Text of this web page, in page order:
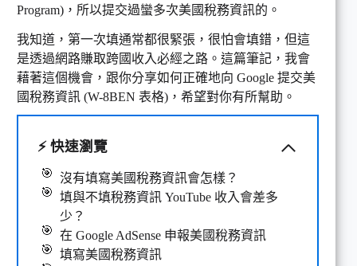
Program)，所以提交過蠻多次美國稅務資訊的。
我知道，第一次填通常都很緊張，很怕會填錯，但這
是透過網路賺取跨國收入必經之路。這篇筆記，我會
藉著這個機會，跟你分享如何正確地向 Google 提交美
國稅務資訊 (W-8BEN 表格)，希望對你有所幫助。
⚡快速瀏覽
沒有填寫美國稅務資訊會怎樣？
填與不填稅務資訊 YouTube 收入會差多
少？
在 Google AdSense 申報美國稅務資訊
填寫美國稅務資訊